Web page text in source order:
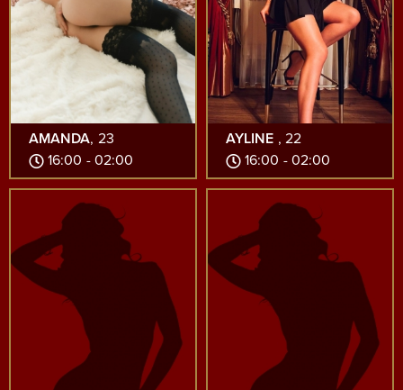
AMANDA, 23
16:00 - 02:00
AYLINE , 22
16:00 - 02:00